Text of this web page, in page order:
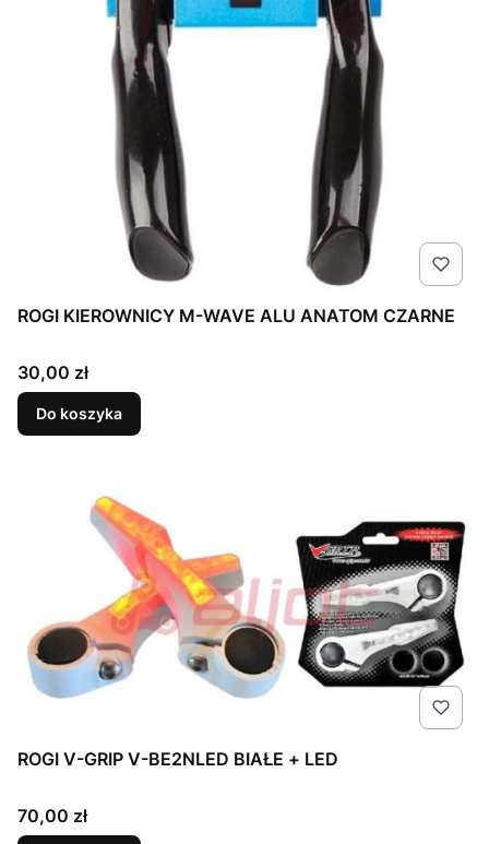
ROGI KIEROWNICY M-WAVE ALU ANATOM CZARNE
Cena
30,00 zł
Do koszyka
ROGI V-GRIP V-BE2NLED BIAŁE + LED
Cena
70,00 zł